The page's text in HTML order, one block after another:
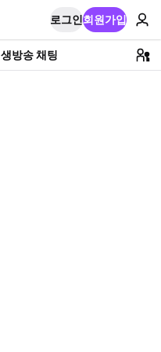
로그인회원가입
생방송 채팅